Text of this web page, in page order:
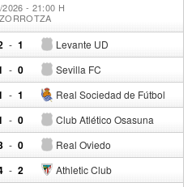
2026 - 21:00 H
- Levante UD
1
- Sevilla FC
0
- Real Sociedad de Fútbol
1
- Club Atlético Osasuna
0
- Real Oviedo
0
- Athletic Club
2